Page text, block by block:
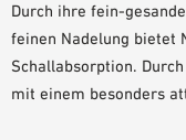
PLANUNGSHILFEN
VIDEOS
Durch ihre fein-
feinen Nadelung bietet
Schallabsorption.
mit einem besonders